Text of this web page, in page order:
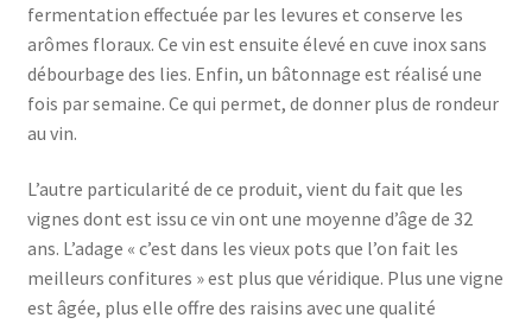
fermentation effectuée par les levures et conserve les
arômes floraux. Ce vin est ensuite élevé en cuve inox sans
débourbage des lies. Enfin, un bâtonnage est réalisé une
fois par semaine. Ce qui permet, de donner plus de rondeur
au vin.
L’autre particularité de ce produit, vient du fait que les
vignes dont est issu ce vin ont une moyenne d’âge de 32
ans. L’adage « c’est dans les vieux pots que l’on fait les
meilleurs confitures » est plus que véridique. Plus une vigne
est âgée, plus elle offre des raisins avec une qualité